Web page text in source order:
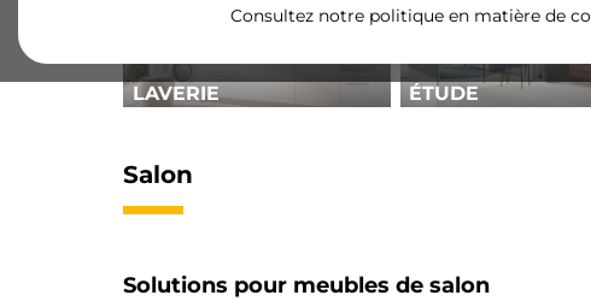
Consultez notre politique en matière de
LAVERIE ÉTUDE
Salon
Solutions pour meubles de salon